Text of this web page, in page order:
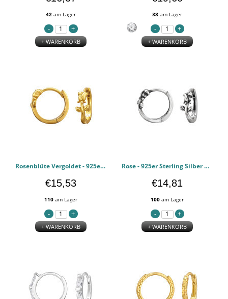
42 am Lager
+ WARENKORB
38 am Lager
+ WARENKORB
Rosenblüte Vergoldet - 925er Sterling Silber Huggie Hoops PCJW50314
€15,53
110 am Lager
+ WARENKORB
Rose - 925er Sterling Silber Huggie Hoops PCJW50313
€14,81
100 am Lager
+ WARENKORB